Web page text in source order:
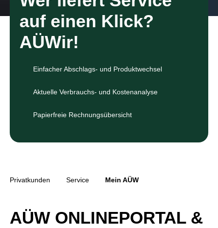
auf einen Klick?
AÜWir!
Einfacher Abschlags- und Produktwechsel
Aktuelle Verbrauchs- und Kostenanalyse
Papierfreie Rechnungsübersicht
Privatkunden Service Mein AÜW
AÜW ONLINEPORTAL &